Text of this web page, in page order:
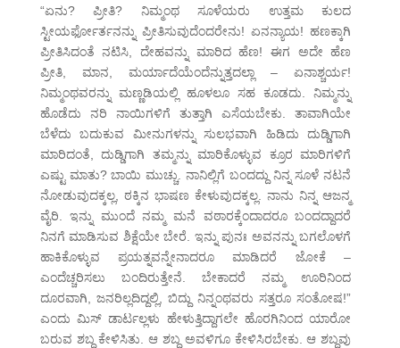
“ಏನು? ಪ್ರೀತಿ? ನಿಮ್ಮಂಥ ಸೂಳೆಯರು ಉತ್ತಮ ಕುಲದ
ಸ್ಟೀಯರ್ಫೋರ್ತನನ್ನು ಪ್ರೀತಿಸುವುದೆಂದರೇನು! ಏನನ್ಯಾಯ! ಹಣಕ್ಕಾಗಿ
ಪ್ರೀತಿಸಿದಂತೆ ನಟಿಸಿ, ದೇಹವನ್ನು ಮಾರಿದ ಹೆಣ! ಈಗ ಅದೇ ಹೆಣ
ಪ್ರೀತಿ, ಮಾನ, ಮರ್ಯಾದೆಯೆಂದೆನ್ನುತ್ತದಲ್ಲಾ – ಏನಾಶ್ಚರ್ಯ!
ನಿಮ್ಮಂಥವರನ್ನು ಮಣ್ಣಡಿಯಲ್ಲಿ ಹೂಳಲೂ ಸಹ ಕೂಡದು. ನಿಮ್ಮನ್ನು
ಹೊಡೆದು ನರಿ ನಾಯಿಗಳಿಗೆ ತುತ್ತಾಗಿ ಎಸೆಯಬೇಕು. ತಾವಾಗಿಯೇ
ಬೆಳೆದು ಬದುಕುವ ಮೀನುಗಳನ್ನು ಸುಲಭವಾಗಿ ಹಿಡಿದು ದುಡ್ಡಿಗಾಗಿ
ಮಾರಿದಂತೆ, ದುಡ್ಡಿಗಾಗಿ ತಮ್ಮನ್ನು ಮಾರಿಕೊಳ್ಳುವ ಕ್ರೂರ ಮಾರಿಗಳಿಗೆ
ಎಷ್ಟು ಮಾತು? ಬಾಯಿ ಮುಚ್ಚು. ನಾನಿಲ್ಲಿಗೆ ಬಂದದ್ದು ನಿನ್ನ ಸೂಳೆ ನಟನೆ
ನೋಡುವುದಕ್ಕಲ್ಲ, ಠಕ್ಕಿನ ಭಾಷಣ ಕೇಳುವುದಕ್ಕಲ್ಲ. ನಾನು ನಿನ್ನ ಆಜನ್ಮ
ವೈರಿ. ಇನ್ನು ಮುಂದೆ ನಮ್ಮ ಮನೆ ವಠಾರಕ್ಕೆಂದಾದರೂ ಬಂದದ್ದಾದರೆ
ನಿನಗೆ ಮಾಡಿಸುವ ಶಿಕ್ಷೆಯೇ ಬೇರೆ. ಇನ್ನು ಪುನಃ ಅವನನ್ನು ಬಗಲೊಳಗೆ
ಹಾಕಿಕೊಳ್ಳುವ ಪ್ರಯತ್ನವನ್ನೇನಾದರೂ ಮಾಡಿದರೆ ಜೋಕೆ –
ಎಂದೆಚ್ಚರಿಸಲು ಬಂದಿರುತ್ತೇನೆ. ಬೇಕಾದರೆ ನಮ್ಮ ಊರಿನಿಂದ
ದೂರವಾಗಿ, ಜನರಿಲ್ಲದಿದ್ದಲ್ಲಿ, ಬಿದ್ದು ನಿನ್ನಂಥವರು ಸತ್ತರೂ ಸಂತೋಷ!”
ಎಂದು ಮಿಸ್ ಡಾರ್ಟಲ್ಲಳು ಹೇಳುತ್ತಿದ್ದಾಗಲೇ ಹೊರಗಿನಿಂದ ಯಾರೋ
ಬರುವ ಶಬ್ದ ಕೇಳಿಸಿತು. ಆ ಶಬ್ದ ಅವಳಿಗೂ ಕೇಳಿಸಿರಬೇಕು. ಆ ಶಬ್ದವು